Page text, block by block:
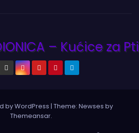
by WordPress | Theme: Newses by
Themeansar.